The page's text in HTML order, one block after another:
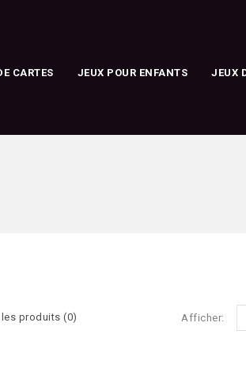
CARTES JEUX POUR ENFANTS JEUX
produits (0) Afficher: